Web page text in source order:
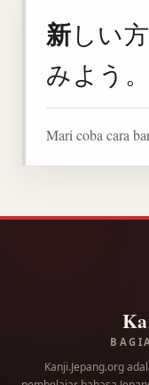
新しい
みよう。
Mari coba cara
Kanji.Jepang.org